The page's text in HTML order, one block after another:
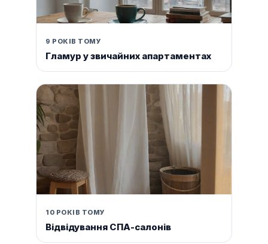
9 РОКІВ ТОМУ
Гламур у звичайних апартаментах
10 РОКІВ ТОМУ
Відвідування СПА-салонів